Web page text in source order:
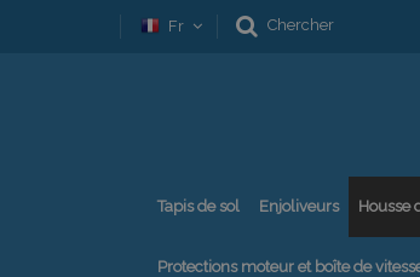
Fr Chercher
Tapis de sol Enjoliveurs Housse
Protections moteur et boîte de